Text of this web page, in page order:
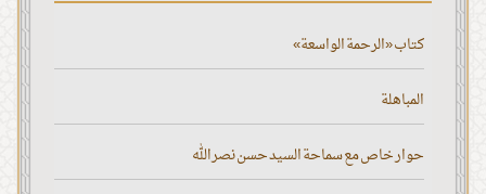
كتاب «الرحمة الواسعة»
المباهلة
حوار خاص مع سماحة السيد حسن نصر الله